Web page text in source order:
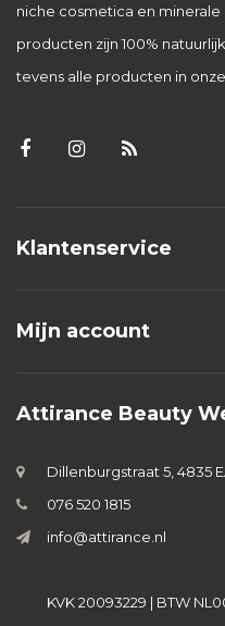
niche cosmetica en
producten zijn 100%
tevens alle producten in
Klantenservice
Mijn account
Attirance Beauty
Dillenburgstraat 5, 4835
076 520 1815
info@attirance.nl
KVK 20093229 | BTW